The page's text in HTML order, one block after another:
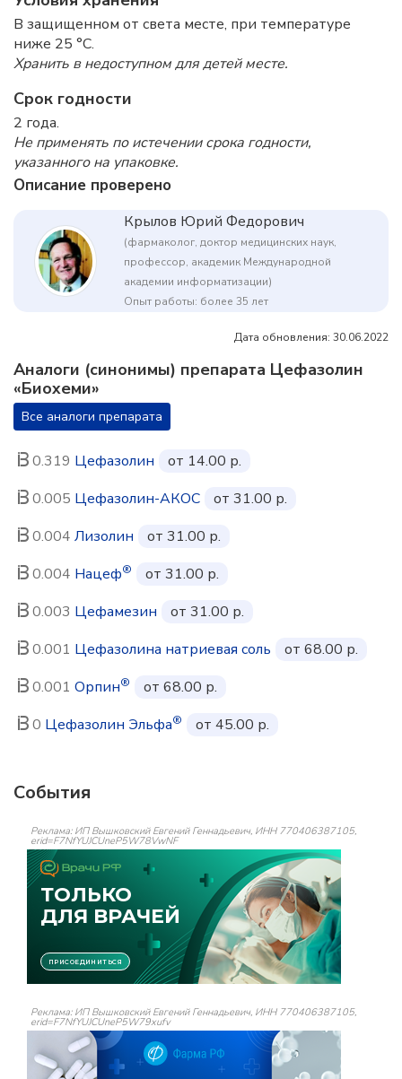
В защищенном от света месте, при температуре
ниже 25 °C.
Хранить в недоступном для детей месте.
Срок годности
2 года.
Не применять по истечении срока годности,
указанного на упаковке.
Описание проверено
Крылов Юрий Федорович
(фармаколог, доктор медицинских наук,
профессор, академик Международной
академии информатизации)
Опыт работы: более 35 лет
Дата обновления: 30.06.2022
Аналоги (синонимы) препарата Цефазолин
«Биохеми»
Все аналоги препарата
0.319 Цефазолин
от 14.00 р.
0.005 Цефазолин-АКОС
от 31.00 р.
0.004 Лизолин
от 31.00 р.
0.004 Нацеф®
от 31.00 р.
0.003 Цефамезин
от 31.00 р.
0.001 Цефазолина натриевая соль
от 68.00 р.
0.001 Орпин®
от 68.00 р.
0 Цефазолин Эльфа® от 45.00 р.
События
Реклама: ИП Вышковский Евгений Геннадьевич, ИНН 770406387105,
erid=F7NfYUJCUneP5W78VwNF
Реклама: ИП Вышковский Евгений Геннадьевич, ИНН 770406387105,
erid=F7NfYUJCUneP5W79xufv